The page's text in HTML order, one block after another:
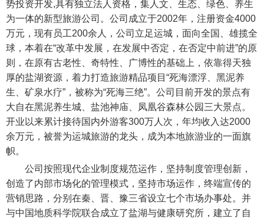
势投资开发,具有独立法人资格，集人文、生态、绿色、养生
为一体的新型旅游公司。公司成立于2002年，注册资金4000
万元，现有员工200余人，公司立足运城，面向全国、雄揽全
球，本着在“改革中发展，在发展中否定，在否定中前进”的原
则，在原有古老性、奇特性、广博性的基础上，依靠得天独
厚的盐湖资源，着力打造旅游精品项目“死海漂浮、黑泥养
生、矿泉水疗”，被称为“死海三绝”。公司目前开发的景点有
大自在黑泥养生城、盐池神庙、凤凰谷森林公园三大景点。
开业以来累计接待国内外游客300万人次，年均收入达2000
余万元，被誉为运城旅游的龙头，成为本地旅游业的一面旗
帜。
公司按照现代企业制度规范运作，坚持制度管理创新，
创造了内部市场化的管理模式，坚持市场运作，终端宣传的
营销思路，分别在秦、晋、豫三省设立七个市场办事处。并
与中国地质科学院联合成立了盐湖与健康研究所，建立了自